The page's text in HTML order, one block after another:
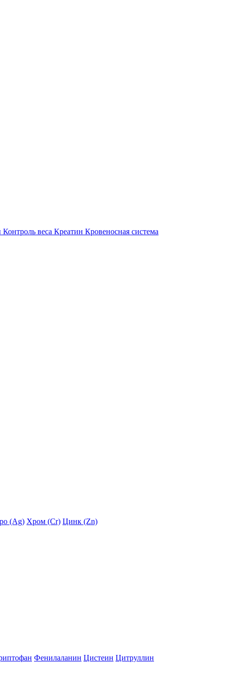
Контроль веса Креатин Кровеносная система
(Ag) Хром (Cr) Цинк (Zn)
Фенилаланин Цистеин Цитруллин